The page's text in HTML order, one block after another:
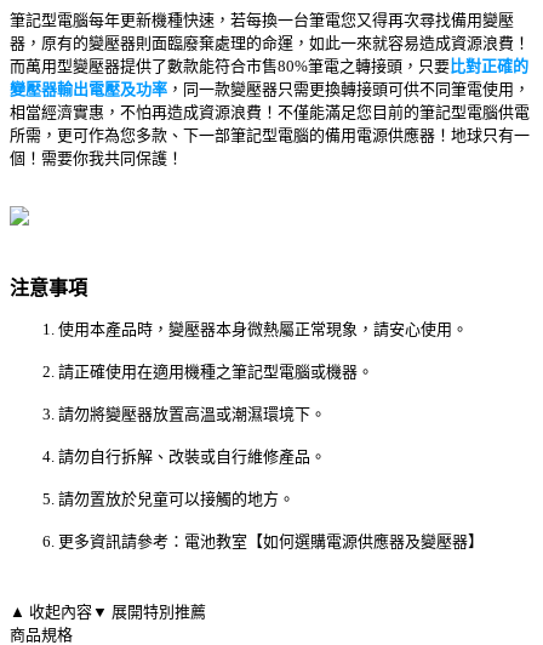
筆記型電腦每年更新機種快速，若每換一台筆電您又得再次尋找備用變壓
器，原有的變壓器則面臨廢棄處理的命運，如此一來就容易造成資源浪費！
而萬用型變壓器提供了數款能符合市售80%筆電之轉接頭，只要 比對正確的
變壓器輸出電壓及功率 ，同一款變壓器只需更換轉接頭可供不同筆電使用，
相當經濟實惠，不怕再造成資源浪費！不僅能滿足您目前的筆記型電腦供電
所需，更可作為您多款、下一部筆記型電腦的備用電源供應器！地球只有一
個！需要你我共同保護！
注意事項
使用本產品時，變壓器本身微熱屬正常現象，請安心使用。
請正確使用在適用機種之筆記型電腦或機器。
請勿將變壓器放置高溫或潮濕環境下。
請勿自行拆解、改裝或自行維修產品。
請勿置放於兒童可以接觸的地方。
更多資訊請參考：電池教室【如何選購電源供應器及變壓器】
▲ 收起內容▼ 展開特別推薦
商品規格